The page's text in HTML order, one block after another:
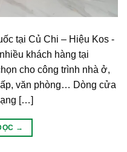
tại Củ Chi – Hiệu Kos -
khách hàng tại
cho công trình nhà ở,
văn phòng… Dòng cửa
[…]
→